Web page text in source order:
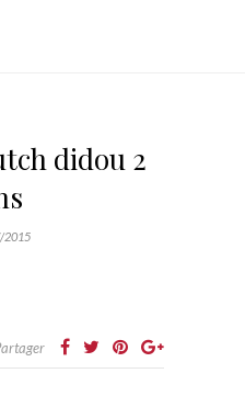
didou 2
2015